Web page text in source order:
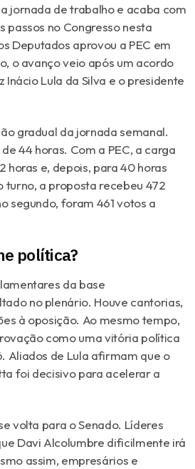
jornada de trabalho e acaba com
passos no Congresso nesta
Deputados aprovou a PEC em
o avanço veio após um acordo
Inácio Lula da Silva e o presidente
gradual da jornada semanal.
44 horas. Com a PEC, a carga
horas e, depois, para 40 horas
turno, a proposta recebeu 472
segundo, foram 461 votos a
política?
da base
no plenário. Houve cantorias,
à oposição. Ao mesmo tempo,
como uma vitória política
Aliados de Lula afirmam que o
foi decisivo para acelerar a
volta para o Senado. Líderes
Davi Alcolumbre dificilmente irá
assim, empresários e